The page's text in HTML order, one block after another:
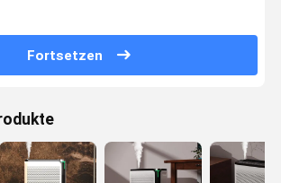
Fortsetzen